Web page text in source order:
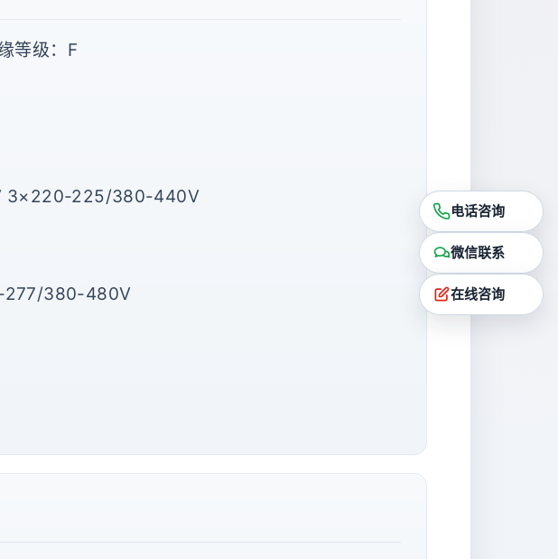
等级：F
3×220-225/380-440V
380-480V
电话咨询
微信联系
在线咨询